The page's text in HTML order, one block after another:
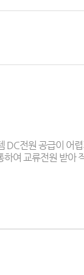
DC전원 공급이 어렵
하여 교류전원 받아